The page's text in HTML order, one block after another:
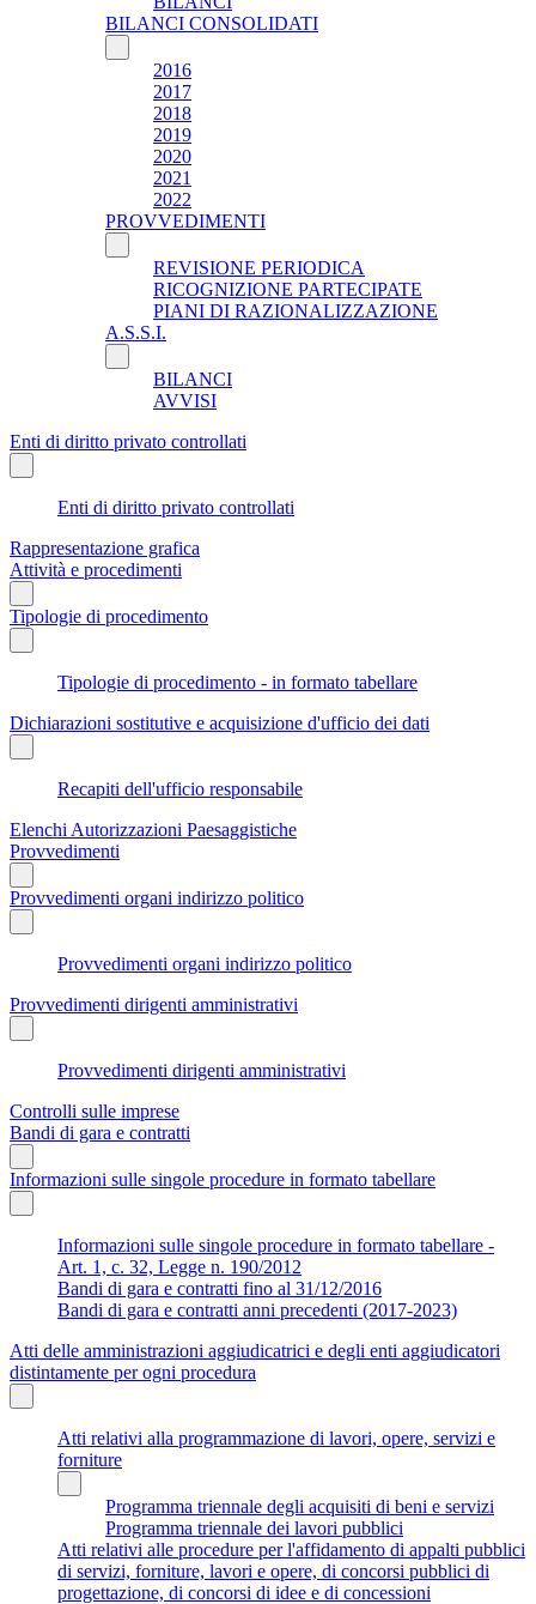
BILANCI CONSOLIDATI
2016
2017
2018
2019
2020
2021
2022
PROVVEDIMENTI
REVISIONE PERIODICA
RICOGNIZIONE PARTECIPATE
PIANI DI RAZIONALIZZAZIONE
A.S.S.I.
BILANCI
AVVISI
Enti di diritto privato controllati
Enti di diritto privato controllati
Rappresentazione grafica
Attività e procedimenti
Tipologie di procedimento
Tipologie di procedimento - in formato tabellare
Dichiarazioni sostitutive e acquisizione d'ufficio dei dati
Recapiti dell'ufficio responsabile
Elenchi Autorizzazioni Paesaggistiche
Provvedimenti
Provvedimenti organi indirizzo politico
Provvedimenti organi indirizzo politico
Provvedimenti dirigenti amministrativi
Provvedimenti dirigenti amministrativi
Controlli sulle imprese
Bandi di gara e contratti
Informazioni sulle singole procedure in formato tabellare
Informazioni sulle singole procedure in formato tabellare -
Art. 1, c. 32, Legge n. 190/2012
Bandi di gara e contratti fino al 31/12/2016
Bandi di gara e contratti anni precedenti (2017-2023)
Atti delle amministrazioni aggiudicatrici e degli enti aggiudicatori
distintamente per ogni procedura
Atti relativi alla programmazione di lavori, opere, servizi e
forniture
Programma triennale degli acquisiti di beni e servizi
Programma triennale dei lavori pubblici
Atti relativi alle procedure per l'affidamento di appalti pubblici
di servizi, forniture, lavori e opere, di concorsi pubblici di
progettazione, di concorsi di idee e di concessioni